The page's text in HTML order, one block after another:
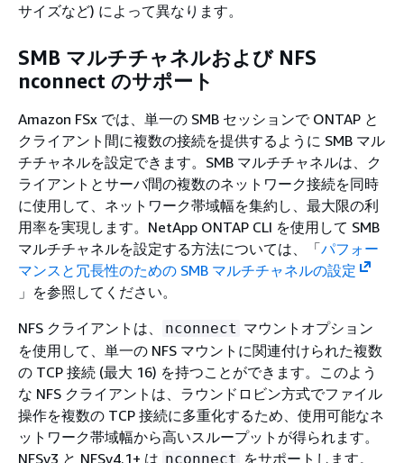
サイズなど) によって異なります。
SMB マルチチャネルおよび NFS
nconnect のサポート
Amazon FSx では、単一の SMB セッションで ONTAP と
クライアント間に複数の接続を提供するように SMB マル
チチャネルを設定できます。SMB マルチチャネルは、ク
ライアントとサーバ間の複数のネットワーク接続を同時
に使用して、ネットワーク帯域幅を集約し、最大限の利
用率を実現します。NetApp ONTAP CLI を使用して SMB
マルチチャネルを設定する方法については、「パフォー
マンスと冗長性のための SMB マルチチャネルの設定
」を参照してください。
NFS クライアントは、
nconnect マウントオプション
を使用して、単一の NFS マウントに関連付けられた複数
の TCP 接続 (最大 16) を持つことができます。このよう
な NFS クライアントは、ラウンドロビン方式でファイル
操作を複数の TCP 接続に多重化するため、使用可能なネ
ットワーク帯域幅から高いスループットが得られます。
NFSv3 と NFSv4.1+ は nconnect をサポートします。